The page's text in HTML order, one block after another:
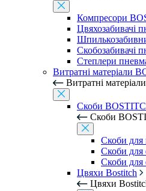
Компресори
Цвяхозабивачі
Скобозабивачі
Степлери
Витратні матеріали
Витратні
Скоби
Скоби
Скоби для
Скоби для
Скоби для
Цвяхи Bostitch
Цвяхи